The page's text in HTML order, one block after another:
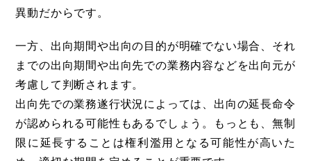
異動だからです。
一方、出向期間や出向の目的が明確でない場合、それ
までの出向期間や出向先での業務内容などを出向元が
考慮して判断されます。
出向先での業務遂行状況によっては、出向の延長命令
が認められる可能性もあるでしょう。もっとも、無制
限に延長することは権利濫用となる可能性が高いた